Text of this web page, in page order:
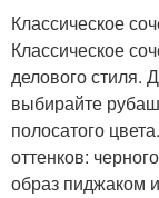
Классическое
Классическое
делового стиля.
выбирайте
полосатого
оттенков:
образ пиджаком